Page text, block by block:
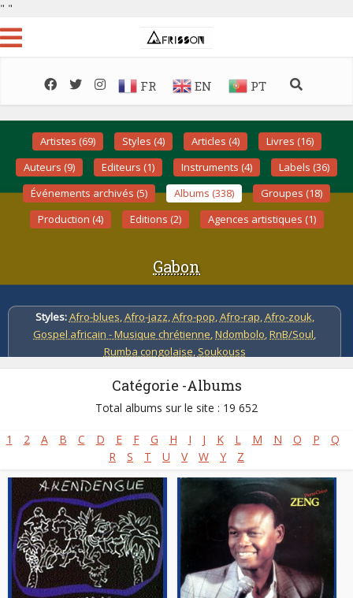
" "
FR EN PT
Artistes (69) Styles (4) Articles (4)
Livres (16)
Auteurs (9)
Editeurs (1) Instruments (4)
Labels (36)
Événements archivés (5)
Albums (338)
Groupes (18)
Production (4)
Editions (2) Agences artistiques (1)
Gabon
Styles:Afro-blues,Afro-jazz,Afro-pop,Afro-rap,Afro-zouk,
Gospel africain - Musique chrétienne,Ndombolo,RnB/Soul,
Rumba congolaise, Soukouss
Catégorie -Albums
Total albums sur le site : 19 652
1 2 A B C D E F G H I J K L M N O P
Q
R
S T U V W Y Z